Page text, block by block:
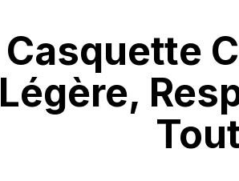
Casquette
Légère,